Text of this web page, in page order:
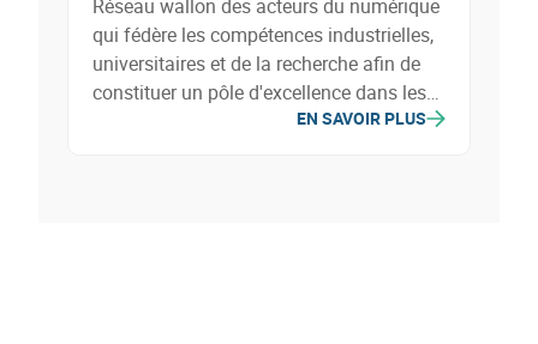
Réseau wallon des acteurs du numérique
qui fédère les compétences industrielles,
universitaires et de la recherche afin de
constituer un pôle d'excellence dans les
Technologies de l'Information et de la
EN SAVOIR PLUS